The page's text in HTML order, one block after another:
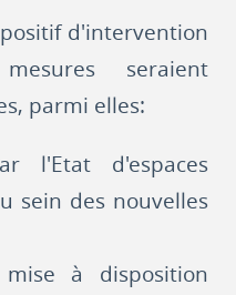
d'intervention
seraient
parmi elles:
l'Etat d'espaces
sein des nouvelles
à disposition